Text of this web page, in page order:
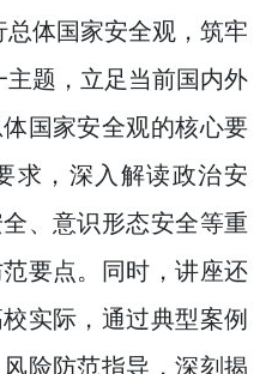
2026-07-31
践行正确政绩
2026-07-31
龙江省高校辅
2026-07-27
新质生产力--学
2026-07-27
届全国高校教
2026-07-25
助航计划”师资
总体国家安全观，筑牢
题，立足当前国内外
国家安全观的核心要
求，深入解读政治安
、意识形态安全等重
要点。同时，讲座还
实际，通过典型案例
险防范指导，深刻揭